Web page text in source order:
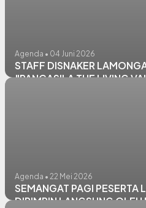
Agenda • 04 Juni 2026
STAFF DISNAKER
"PANCASILA THE LIVING
Agenda • 22 Mei 2026
SEMANGAT PAGI PESERTA
DIPIMPIN LANGSUNG OLEH